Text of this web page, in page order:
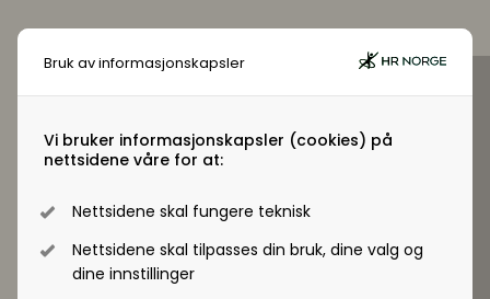
Bruk av informasjonskapsler
Vi bruker informasjonskapsler (cookies) på
nettsidene våre for at:
Nettsidene skal fungere teknisk
Nettsidene skal tilpasses din bruk, dine valg og
dine innstillinger